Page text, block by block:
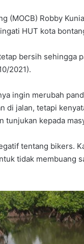
(MOCB) Robby
HUT kota
bersih sehingga
2021).
ingin merubah
di jalan, tetapi
tunjukan kepada
tentang bikers.
tidak membuang